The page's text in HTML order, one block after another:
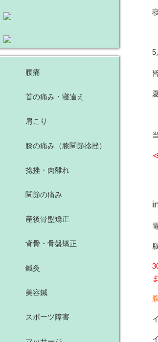
5
腰痛
首の痛み・寝違え
肩こり
膝の痛み（膝関節捻挫）
捻挫・肉離れ
関節の痛み
産後骨盤矯正
背骨・骨盤矯正
鍼灸
美容鍼
スポーツ障害